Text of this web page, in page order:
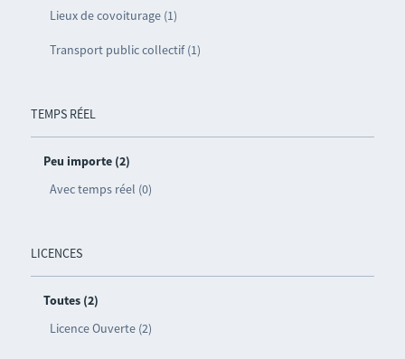
Lieux de covoiturage (1)
Transport public collectif (1)
TEMPS RÉEL
Peu importe (2)
Avec temps réel (0)
LICENCES
Toutes (2)
Licence Ouverte (2)